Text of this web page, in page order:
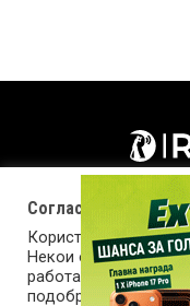
Согласност за
Користиме
Некои од
работата на
подобриме оваа